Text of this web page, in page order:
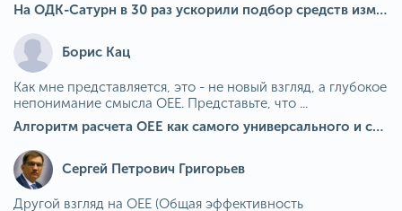
На ОДК-Сатурн в 30 раз ускорили подбор средств измерения для контроля качества продукции
Борис Кац
Как мне представляется, это - не новый взгляд, а глубокое
непонимание смысла OEE. Представьте, что ...
Алгоритм расчета ОЕЕ как самого универсального и современного показателя эффективности оборудования в мире
Сергей Петрович Григорьев
Другой взгляд на OEE (Общая эффективность